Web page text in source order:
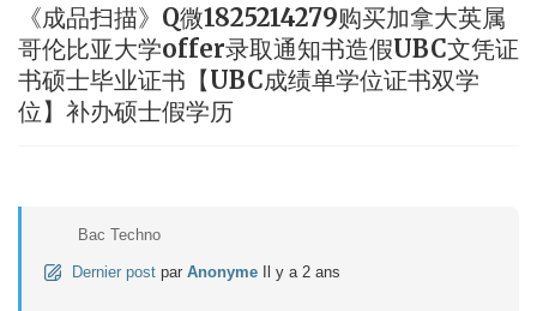
《成品扫描》Q微1825214279购买加拿大英属
哥伦比亚大学offer录取通知书造假UBC文凭证
书硕士毕业证书【UBC成绩单学位证书双学
位】补办硕士假学历
Bac Techno
Dernier post par Anonyme Il y a 2 ans